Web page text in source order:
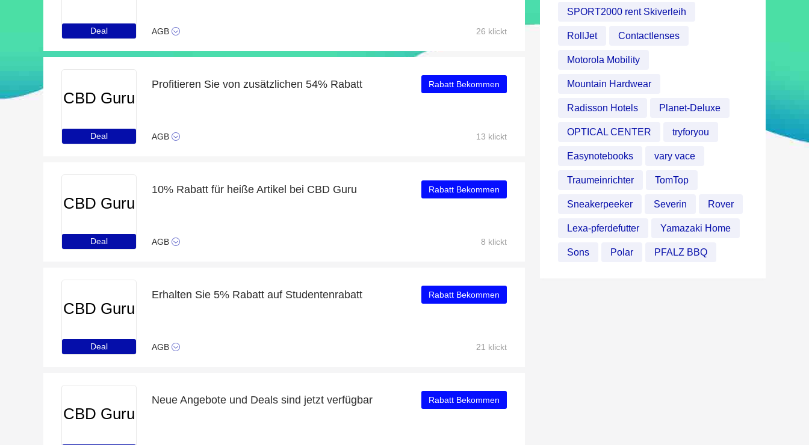
Deal AGB 26 klickt
CBD Guru
Deal
Profitieren Sie von zusätzlichen 54% Rabatt
AGB
Rabatt Bekommen
13 klickt
CBD Guru
Deal
10% Rabatt für heiße Artikel bei CBD Guru
AGB
Rabatt Bekommen
8 klickt
CBD Guru
Deal
Erhalten Sie 5% Rabatt auf Studentenrabatt
AGB
Rabatt Bekommen
21 klickt
CBD Guru
Neue Angebote und Deals sind jetzt verfügbar Rabatt Bekommen
SPORT2000 rent Skiverleih
RollJet Contactlenses
Motorola Mobility
Mountain Hardwear
Radisson Hotels Planet-Deluxe
OPTICAL CENTER tryforyou
Easynotebooks vary vace
Traumeinrichter TomTop
Sneakerpeeker Severin Rover
Lexa-pferdefutter Yamazaki Home
Sons Polar PFALZ BBQ